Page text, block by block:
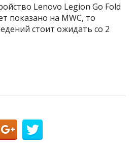
Lenovo Legion Go Fold
показано на MWC, то
стоит ожидать со 2